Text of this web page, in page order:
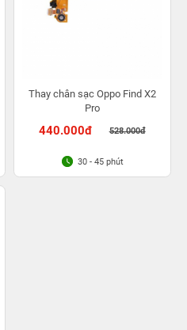
Thay chân sạc Oppo Find X2
Pro
440.000đ 528.000đ
30 - 45 phút